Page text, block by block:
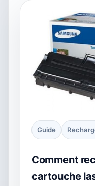
Guide
Comment
cartouche